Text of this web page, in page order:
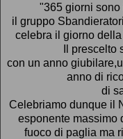
"365 giorni sono
il gruppo
celebra il giorno
Il
con un anno
anno di
di
Celebriamo dunque il
esponente massimo
fuoco di paglia ma